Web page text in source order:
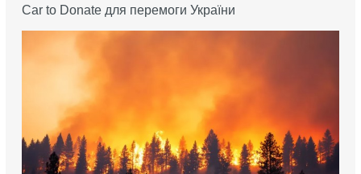
Car to Donate для перемоги України